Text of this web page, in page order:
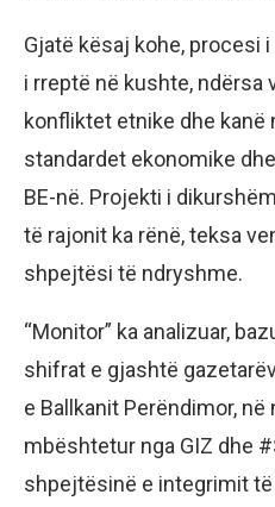
Gjatë kësaj kohe, procesi
i rreptë në kushte, ndërsa
konfliktet etnike dhe kanë
standardet ekonomike
BE-në. Projekti i
të rajonit ka rënë, teksa
shpejtësi të ndryshme.
“Monitor” ka analizuar,
shifrat e gjashtë
e Ballkanit Perëndimor,
mbështetur nga GIZ dhe
shpejtësinë e integrimit të